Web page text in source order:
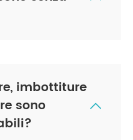
imbottiture
sono
